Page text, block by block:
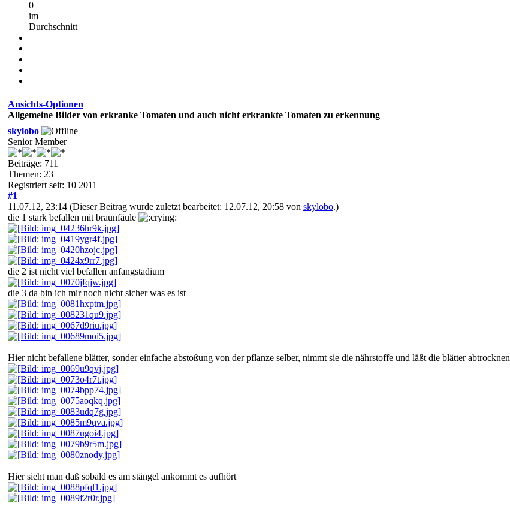
0
im
Durchschnitt
Ansichts-Optionen
Allgemeine Bilder von erkranke Tomaten und auch nicht erkrankte Tomaten zu erkennung
skylobo
Senior Member
Beiträge: 711
Themen: 23
Registriert seit: 10 2011
#1
11.07.12, 23:14 (Dieser Beitrag wurde zuletzt bearbeitet: 12.07.12, 20:58 von skylobo.)
die 1 stark befallen mit braunfäule
die 2 ist nicht viel befallen anfangstadium
die 3 da bin ich mir noch nicht sicher was es ist
Hier nicht befallene blätter, sonder einfache abstoßung von der pflanze selber, nimmt sie die nährstoffe und läßt die blätter abtrocknen
Hier sieht man daß sobald es am stängel ankommt es aufhört